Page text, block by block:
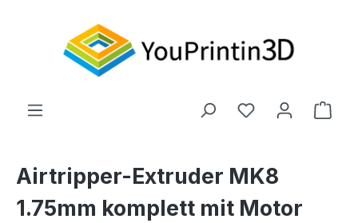
Du hast 0
Airtripper-Extruder MK8
1.75mm komplett mit Motor